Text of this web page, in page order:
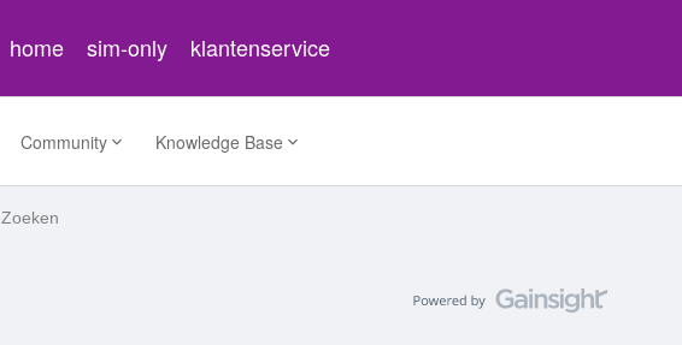
home sim-only klantenservice
Community Knowledge Base
Zoeken